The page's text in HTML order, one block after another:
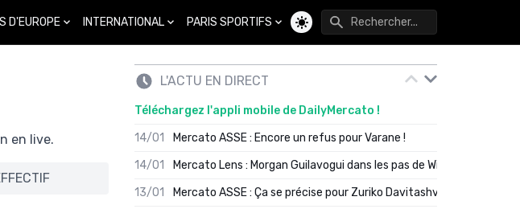
D'EUROPE INTERNATIONAL PARIS SPORTIFS
Changer de thème
en live.
L'ACTU EN DIRECT
Téléchargez l'appli mobile de DailyMercato !
14/01
Mercato ASSE : Encore un refus pour Varane !
14/01
Mercato Lens : Morgan Guilavogui dans les pas de Will Still ?
13/01
Mercato ASSE : Ça se précise pour Zuriko Davitashvili